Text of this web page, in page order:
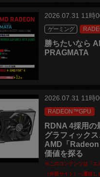
2026.07.31 11時
ゲーミング
勝ちたいなら
PRAGMATA
2026.07.31 11時
RADEON™GPU
RDNA 4採用の
グラフィックス
AMD「
価値を探る
※このコンテンツは「エ
（外部サイト）へ遷移し